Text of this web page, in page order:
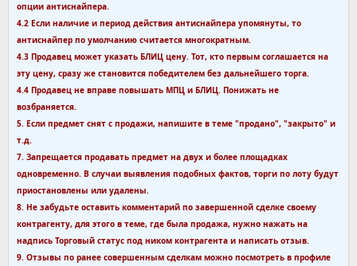
опции антиснайпера.
4.2 Если наличие и период действия антиснайпера упомянуты, то
антиснайпер по умолчанию считается многократным.
4.3 Продавец может указать БЛИЦ цену. Тот, кто первым соглашается на
эту цену, сразу же становится победителем без дальнейшего торга.
4.4 Продавец не вправе повышать МПЦ и БЛИЦ. Понижать не
возбраняется.
5. Если предмет снят с продажи, напишите в теме "продано", "закрыто" и
т.д.
7. Запрещается продавать предмет на двух и более площадках
одновременно. В случаи выявления подобных фактов, торги по лоту будут
приостановлены или удалены.
8. Не забудьте оставить комментарий по завершенной сделке своему
контрагенту, для этого в теме, где была продажа, нужно нажать на
надпись Торговый статус под ником контрагента и написать отзыв.
9. Отзывы по ранее совершенным сделкам можно посмотреть в профиле